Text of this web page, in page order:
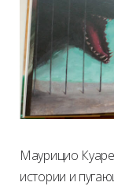
Маурицио
истории и